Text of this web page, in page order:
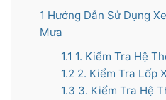
1 Hướng Dẫn Sử Dụng
Mưa
1.1 1. Kiểm Tra Hệ
1.2 2. Kiểm Tra Lốp
1.3 3. Kiểm Tra Hệ